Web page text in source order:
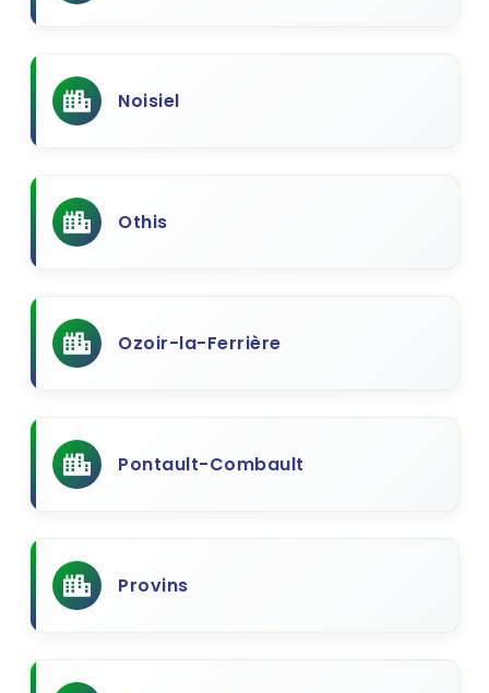
Noisiel
Othis
Ozoir-la-Ferrière
Pontault-Combault
Provins